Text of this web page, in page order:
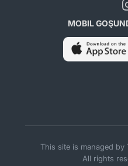
MOBIL
This site is managed by
All rights